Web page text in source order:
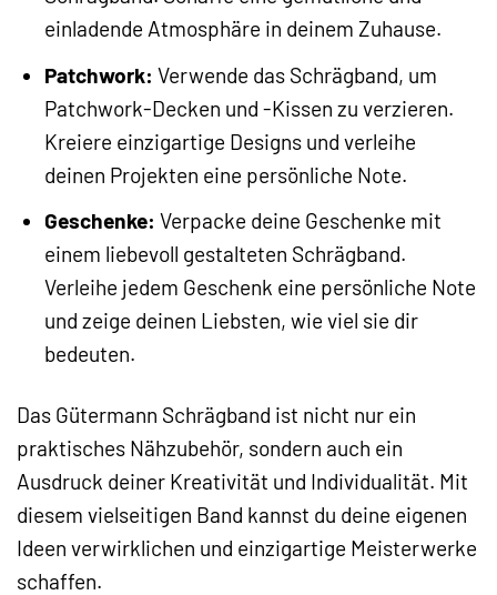
einladende Atmosphäre in deinem Zuhause.
Patchwork: Verwende das Schrägband, um
Patchwork-Decken und -Kissen zu verzieren.
Kreiere einzigartige Designs und verleihe
deinen Projekten eine persönliche Note.
Geschenke: Verpacke deine Geschenke mit
einem liebevoll gestalteten Schrägband.
Verleihe jedem Geschenk eine persönliche Note
und zeige deinen Liebsten, wie viel sie dir
bedeuten.
Das Gütermann Schrägband ist nicht nur ein
praktisches Nähzubehör, sondern auch ein
Ausdruck deiner Kreativität und Individualität. Mit
diesem vielseitigen Band kannst du deine eigenen
Ideen verwirklichen und einzigartige Meisterwerke
schaffen.